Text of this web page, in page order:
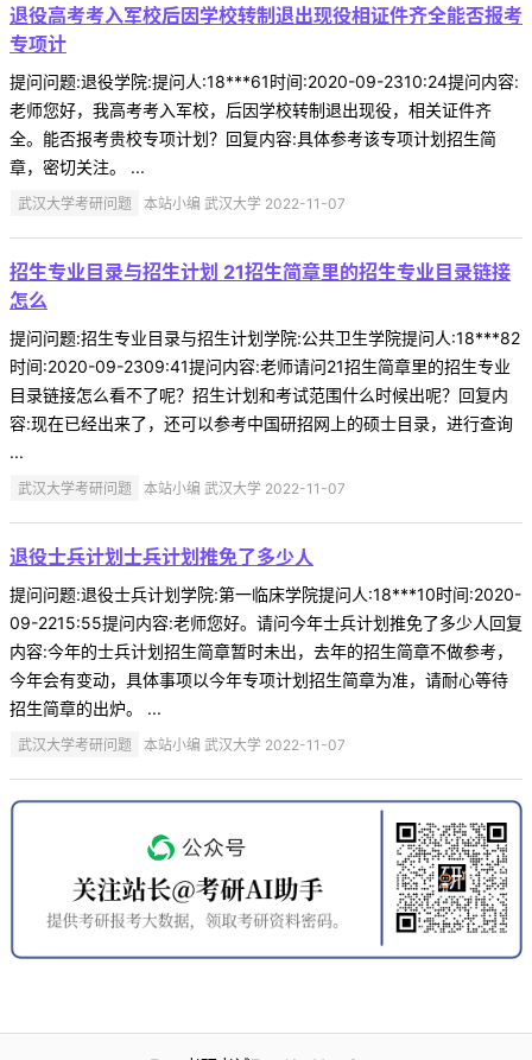
退役高考考入军校后因学校转制退出现役相证件齐全能否报考
专项计
提问问题:退役学院:提问人:18***61时间:2020-09-2310:24提问内容:
老师您好，我高考考入军校，后因学校转制退出现役，相关证件齐
全。能否报考贵校专项计划？回复内容:具体参考该专项计划招生简
章，密切关注。 ...
武汉大学考研问题 本站小编 武汉大学 2022-11-07
招生专业目录与招生计划 21招生简章里的招生专业目录链接
怎么
提问问题:招生专业目录与招生计划学院:公共卫生学院提问人:18***82
时间:2020-09-2309:41提问内容:老师请问21招生简章里的招生专业
目录链接怎么看不了呢？招生计划和考试范围什么时候出呢？回复内
容:现在已经出来了，还可以参考中国研招网上的硕士目录，进行查询
...
武汉大学考研问题 本站小编 武汉大学 2022-11-07
退役士兵计划士兵计划推免了多少人
提问问题:退役士兵计划学院:第一临床学院提问人:18***10时间:2020-
09-2215:55提问内容:老师您好。请问今年士兵计划推免了多少人回复
内容:今年的士兵计划招生简章暂时未出，去年的招生简章不做参考，
今年会有变动，具体事项以今年专项计划招生简章为准，请耐心等待
招生简章的出炉。 ...
武汉大学考研问题 本站小编 武汉大学 2022-11-07